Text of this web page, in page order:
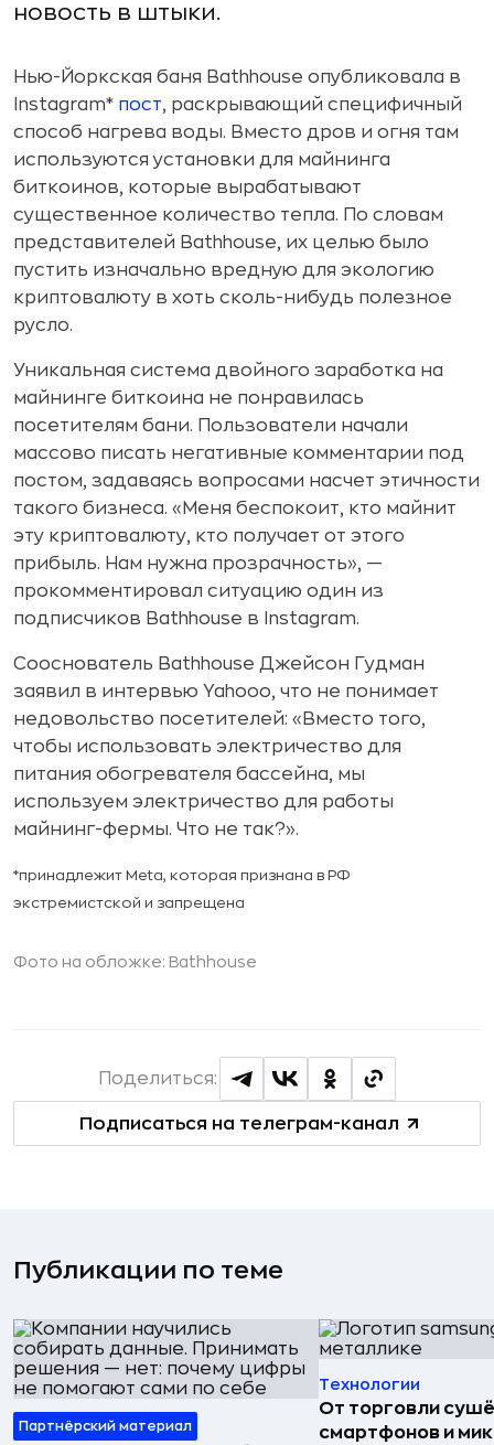
новость в штыки.
Нью-Йоркская баня Bathhouse опубликовала в
Instagram* пост, раскрывающий специфичный
способ нагрева воды. Вместо дров и огня там
используются установки для майнинга
биткоинов, которые вырабатывают
существенное количество тепла. По словам
представителей Bathhouse, их целью было
пустить изначально вредную для экологию
криптовалюту в хоть сколь-нибудь полезное
русло.
Уникальная система двойного заработка на
майнинге биткоина не понравилась
посетителям бани. Пользователи начали
массово писать негативные комментарии под
постом, задаваясь вопросами насчет этичности
такого бизнеса. «Меня беспокоит, кто майнит
эту криптовалюту, кто получает от этого
прибыль. Нам нужна прозрачность», —
прокомментировал ситуацию один из
подписчиков Bathhouse в Instagram.
Сооснователь Bathhouse Джейсон Гудман
заявил в интервью Yahooo, что не понимает
недовольство посетителей: «Вместо того,
чтобы использовать электричество для
питания обогревателя бассейна, мы
используем электричество для работы
майнинг-фермы. Что не так?».
*принадлежит Meta, которая признана в РФ
экстремистской и запрещена
Фото на обложке: Bathhouse
Подписаться на телеграм-канал
Поделиться:
Публикации по теме
Партнёрский материал
Технологии
От торговли
смартфонов и